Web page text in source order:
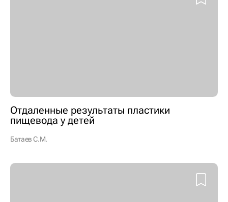
Отдаленные результаты пластики
пищевода у детей
Батаев С.М.